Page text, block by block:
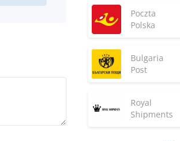
Poczta
Polska
Bulgaria
Post
Royal
Shipments